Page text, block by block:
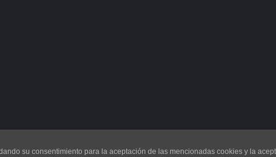
su consentimiento para la aceptación de las mencionadas cookies y la